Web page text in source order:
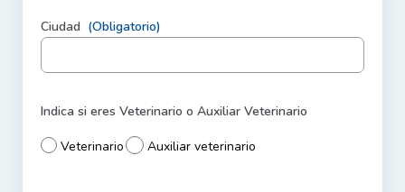
Ciudad (Obligatorio)
Indica si eres Veterinario o Auxiliar Veterinario
Veterinario Auxiliar veterinario